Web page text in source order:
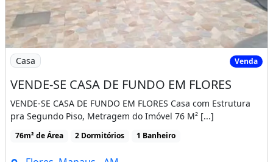
Imagem: VENDE-SE CASA DE FUNDO EM FLORES
Casa Venda
VENDE-SE CASA DE FUNDO EM FLORES
VENDE-SE CASA DE FUNDO EM FLORES Casa com Estrutura
pra Segundo Piso, Metragem do Imóvel 76 M² [...]
76m² de Área 2 Dormitórios 1 Banheiro